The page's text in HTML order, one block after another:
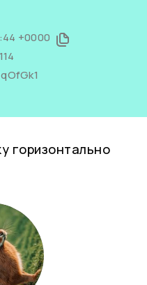
+0000
горизонтально